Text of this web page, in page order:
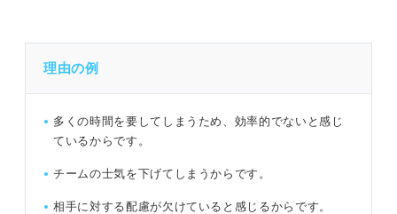
理由の例
多くの時間を要してしまうため、効率的でないと感じ
ているからです。
チームの士気を下げてしまうからです。
相手に対する配慮が欠けていると感じるからです。